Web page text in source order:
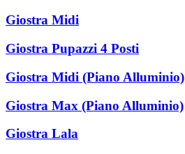
Giostra Midi
Giostra Pupazzi 4 Posti
Giostra Midi (Piano Alluminio)
Giostra Max (Piano Alluminio)
Giostra Lala